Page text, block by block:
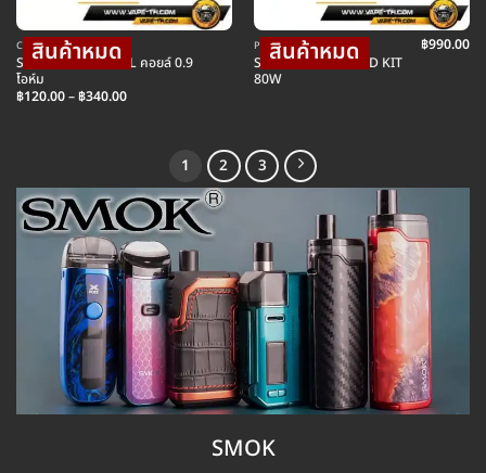
COIL คอยล์บุหรี่ไฟฟ้า
SMOK SOLUS COIL คอยล์ 0.9
โอห์ม
฿120.00–฿340.00Price
POD พอตบุหรี่ไฟฟ้า
SMOK NORD 5 POD KIT
80W
฿990.00
1 2 3
SMOK